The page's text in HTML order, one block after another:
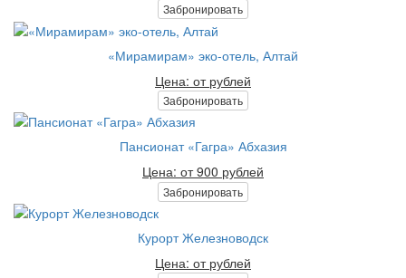
Забронировать
«Мирамирам» эко-отель, Алтай
Цена: от рублей
Забронировать
Пансионат «Гагра» Абхазия
Цена: от 900 рублей
Забронировать
Курорт Железноводск
Цена: от рублей